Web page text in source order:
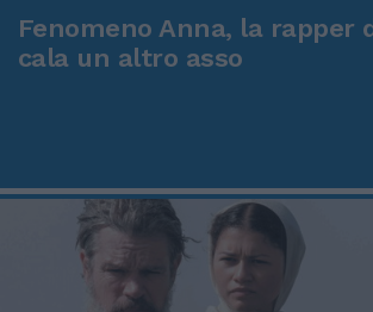
Fenomeno Anna, la rapper
cala un altro asso